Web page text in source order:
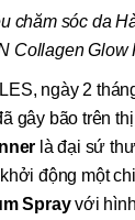
chăm sóc da
Collagen Glow
, ngày 2
gây bão trên
là đại sứ
động một
Sprayvới